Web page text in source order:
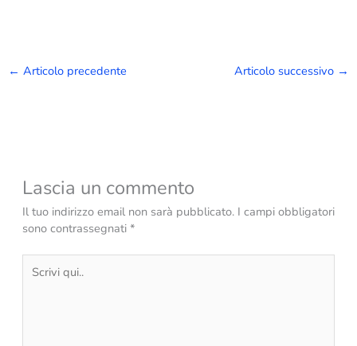
← Articolo precedente Articolo successivo →
Lascia un commento
Il tuo indirizzo email non sarà pubblicato. I campi obbligatori
sono contrassegnati *
qui..